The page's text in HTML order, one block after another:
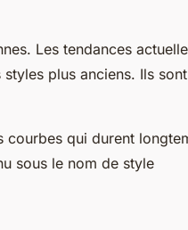
Les tendances
plus anciens. Ils sont
courbes qui durent
sous le nom de style